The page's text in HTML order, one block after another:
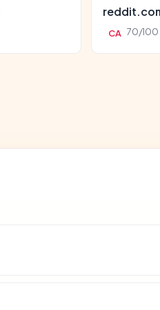
CA 70/100